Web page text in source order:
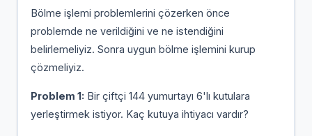
Bölme işlemi problemlerini çözerken önce
problemde ne verildiğini ve ne istendiğini
belirlemeliyiz. Sonra uygun bölme işlemini kurup
çözmeliyiz.
Problem 1: Bir çiftçi 144 yumurtayı 6'lı kutulara
yerleştirmek istiyor. Kaç kutuya ihtiyacı vardır?